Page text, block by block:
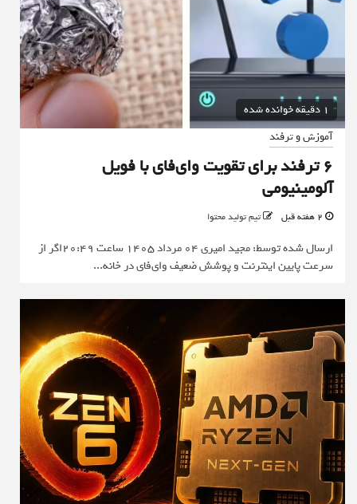
1 دقیقه خوانده شده
آموزش و ترفند
6 ترفند برای تقویت وای‌فای با فویل
آلومینیومی
تیم تولید محتوا
ارسال شده توسط: مجید امیری 04 مرداد 1405 ساعت 20:49اگر از
سرعت پایین اینترنت و پوشش ضعیف وای‌فای در خانه...